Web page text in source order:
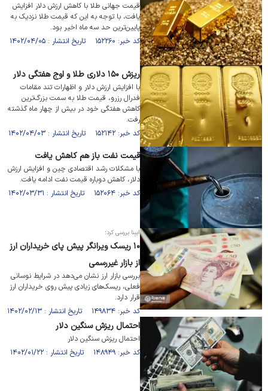
قیمت جهانی طلا با کاهش ارزش دلار افزایش
یافت، با توجه به این که قیمت طلا نزدیک به
پایین‌ترین حد سه ماه اخیر بود.
کد خبر: ۱۵۲۲۶۰ تاریخ انتشار : ۱۴۰۲/۰۴/۰۵
ریزش ۱۵۰ دلاری طلا و اوج هفتگی دلار
با افزایش ارزش دلار و اظهارات تند مقامات
فدرال رزرو، قیمت طلا به سمت بزرگ‌ترین
کاهش هفتگی خود در بیش از چهار ماه گذشته
رفت.
کد خبر: ۱۵۲۱۴۲ تاریخ انتشار : ۱۴۰۲/۰۴/۰۳
قیمت نفت باز هم کاهش یافت
با مشکلات رشد اقتصادی چین و افزایش ارزش
دلار، کاهش دوباره قیمت نفت ادامه یافت.
کد خبر: ۱۵۲۰۶۴ تاریخ انتشار : ۱۴۰۲/۰۳/۳۱
ایبِنا بررسی کرد؛
۱۰ ریسک ویرانگر پیش پای خریداران ارز
از بازار غیررسمی
بررسی بازار ارز نشان می‌دهد در شرایط نوسانی
فعلی، ریسک‌های زیادی پیش روی خریداران ارز
قرار دارد.
کد خبر: ۱۴۹۸۳۴ تاریخ انتشار : ۱۴۰۲/۰۲/۱۳
احتمال ریزش سنگین دلار
احتمال ریزش سنگین دلار
کد خبر: ۱۴۸۹۴۹ تاریخ انتشار : ۱۴۰۲/۰۱/۲۲